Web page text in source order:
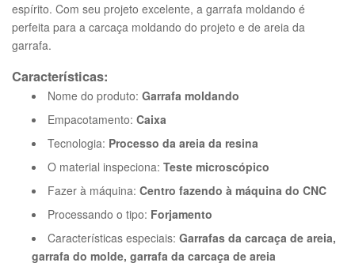
espírito. Com seu projeto excelente, a garrafa moldando é
perfeita para a carcaça moldando do projeto e de areia da
garrafa.
Características:
Nome do produto: Garrafa moldando
Empacotamento: Caixa
Tecnologia: Processo da areia da resina
O material inspeciona: Teste microscópico
Fazer à máquina: Centro fazendo à máquina do CNC
Processando o tipo: Forjamento
Características especiais: Garrafas da carcaça de areia,
garrafa do molde, garrafa da carcaça de areia